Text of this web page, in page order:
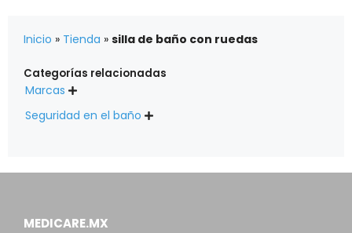
Inicio » Tienda » silla de baño con ruedas
Categorías relacionadas
Marcas 
Seguridad en el baño 
MEDICARE.MX